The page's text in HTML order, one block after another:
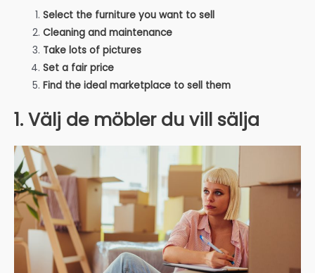
Select the furniture you want to sell
Cleaning and maintenance
Take lots of pictures
Set a fair price
Find the ideal marketplace to sell them
1. Välj de möbler du vill sälja